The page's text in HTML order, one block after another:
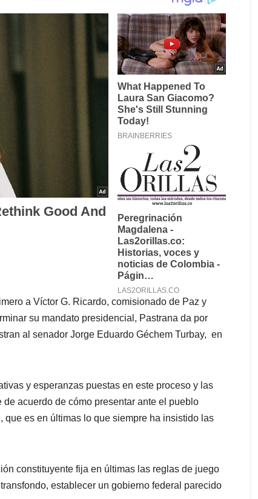
a Víctor G. Ricardo, comisionado de Paz y
su mandato presidencial, Pastrana da por
al senador Jorge Eduardo Géchem Turbay, en
y esperanzas puestas en este proceso y las
acuerdo de cómo presentar ante el pueblo
es en últimas lo que siempre ha insistido las
constituyente fija en últimas las reglas de juego
establecer un gobierno federal parecido